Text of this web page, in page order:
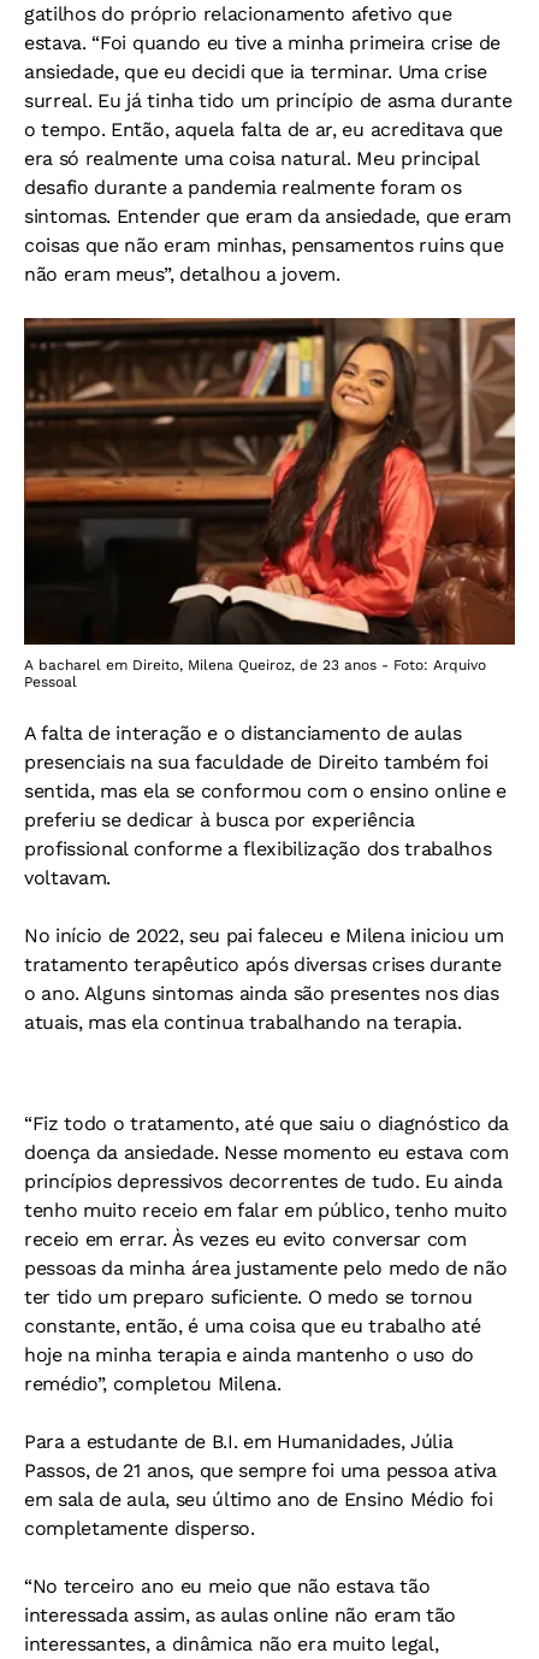
gatilhos do próprio relacionamento afetivo que
estava. “Foi quando eu tive a minha primeira crise de
ansiedade, que eu decidi que ia terminar. Uma crise
surreal. Eu já tinha tido um princípio de asma durante
o tempo. Então, aquela falta de ar, eu acreditava que
era só realmente uma coisa natural. Meu principal
desafio durante a pandemia realmente foram os
sintomas. Entender que eram da ansiedade, que eram
coisas que não eram minhas, pensamentos ruins que
não eram meus”, detalhou a jovem.
A bacharel em Direito, Milena Queiroz, de 23 anos - Foto: Arquivo
Pessoal
A falta de interação e o distanciamento de aulas
presenciais na sua faculdade de Direito também foi
sentida, mas ela se conformou com o ensino online e
preferiu se dedicar à busca por experiência
profissional conforme a flexibilização dos trabalhos
voltavam.
No início de 2022, seu pai faleceu e Milena iniciou um
tratamento terapêutico após diversas crises durante
o ano. Alguns sintomas ainda são presentes nos dias
atuais, mas ela continua trabalhando na terapia.
“Fiz todo o tratamento, até que saiu o diagnóstico da
doença da ansiedade. Nesse momento eu estava com
princípios depressivos decorrentes de tudo. Eu ainda
tenho muito receio em falar em público, tenho muito
receio em errar. Às vezes eu evito conversar com
pessoas da minha área justamente pelo medo de não
ter tido um preparo suficiente. O medo se tornou
constante, então, é uma coisa que eu trabalho até
hoje na minha terapia e ainda mantenho o uso do
remédio”, completou Milena.
Para a estudante de B.I. em Humanidades, Júlia
Passos, de 21 anos, que sempre foi uma pessoa ativa
em sala de aula, seu último ano de Ensino Médio foi
completamente disperso.
“No terceiro ano eu meio que não estava tão
interessada assim, as aulas online não eram tão
interessantes, a dinâmica não era muito legal,